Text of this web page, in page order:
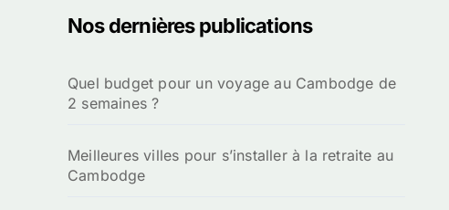
Nos dernières publications
Quel budget pour un voyage au Cambodge de
2 semaines ?
Meilleures villes pour s’installer à la retraite au
Cambodge